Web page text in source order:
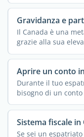
Gravidanza e
Il Canada è una
grazie alla sua
Aprire un conto
Durante il tuo
bisogno di un
...
Sistema fiscale in
Se sei un